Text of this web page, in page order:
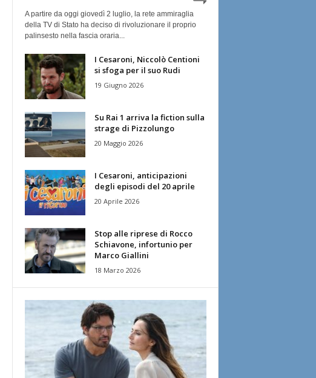
A partire da oggi giovedì 2 luglio, la rete ammiraglia
della TV di Stato ha deciso di rivoluzionare il proprio
palinsesto nella fascia oraria...
I Cesaroni, Niccolò Centioni
si sfoga per il suo Rudi
19 Giugno 2026
Su Rai 1 arriva la fiction sulla
strage di Pizzolungo
20 Maggio 2026
I Cesaroni, anticipazioni
degli episodi del 20 aprile
20 Aprile 2026
Stop alle riprese di Rocco
Schiavone, infortunio per
Marco Giallini
18 Marzo 2026